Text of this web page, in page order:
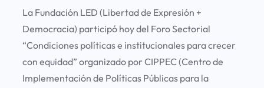
La Fundación LED (Libertad de Expresión +
Democracia) participó hoy del Foro Sectorial
“Condiciones políticas e institucionales para crecer
con equidad” organizado por CIPPEC (Centro de
Implementación de Políticas Públicas para la